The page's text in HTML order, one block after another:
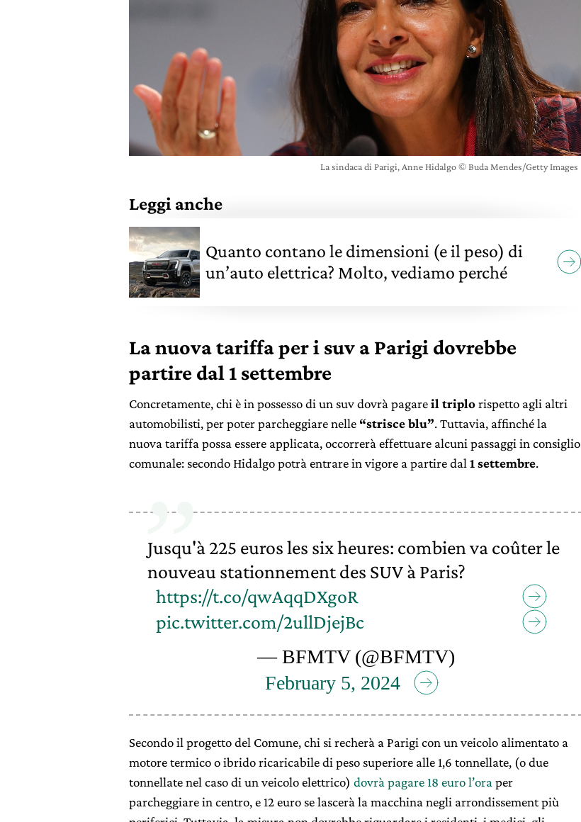
La sindaca di Parigi, Anne Hidalgo © Buda Mendes/Getty Images
Leggi anche
Quanto contano le dimensioni (e il peso) di
un’auto elettrica? Molto, vediamo perché
La nuova tariffa per i suv a Parigi dovrebbe
partire dal 1 settembre
Concretamente, chi è in possesso di un suv dovrà pagareil triplorispetto agli altri
automobilisti, per poter parcheggiare nelle “strisce blu”. Tuttavia, affinché la
nuova tariffa possa essere applicata, occorrerà effettuare alcuni passaggi in consiglio
comunale: secondo Hidalgo potrà entrare in vigore a partire dal1 settembre.
Jusqu'à 225 euros les six heures: combien va coûter le
nouveau stationnement des SUV à Paris?
https://t.co/qwAqqDXgoR
pic.twitter.com/2ullDjejBc
— BFMTV (@BFMTV)
February 5, 2024
Secondo il progetto del Comune, chi si recherà a Parigi con un veicolo alimentato a
motore termico o ibrido ricaricabile di peso superiore alle 1,6 tonnellate, (o due
tonnellate nel caso di un veicolo elettrico) dovrà pagare 18 euro l’ora per
parcheggiare in centro, e 12 euro se lascerà la macchina negli arrondissement più